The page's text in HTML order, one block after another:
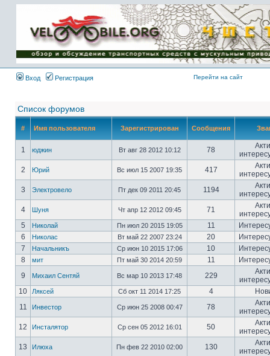
Имя пользователя:
Пароль:
{ LOG_ME_IN_SHORT
}
Вход
Регистрация Перейти на сайт
Список форумов
# Имя пользователя Зарегистрирован Сообщения
1 юджин Вт авг 28 2012 10:12 78
2
Юрий Вс июл 15 2007 19:35 417
3
Электровело Пт дек 09 2011 20:45 1194
4
Шуня Чт апр 12 2012 09:45 71
5
Николай Пн июл 20 2015 19:05 11
6
Николас Вт май 22 2007 23:24 20
7
Начальникъ Ср июн 10 2015 17:06 10
8
мит Пт май 30 2014 20:59 11
9
Михаил Сентяй Вс мар 10 2013 17:48 229
10
Ляксей Сб окт 11 2014 17:25 4
11
Инвестор Ср июн 25 2008 00:47 78
12
Инсталятор Ср сен 05 2012 16:01 50
13
Илюха Пн фев 22 2010 02:00 130